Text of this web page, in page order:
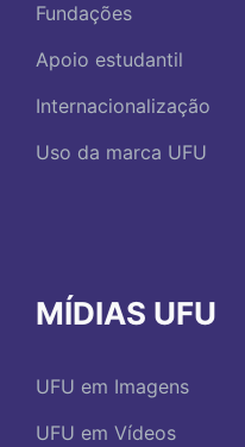
Fundações
Apoio estudantil
Internacionalização
Uso da marca UFU
MÍDIAS UFU
UFU em Imagens
UFU em Vídeos